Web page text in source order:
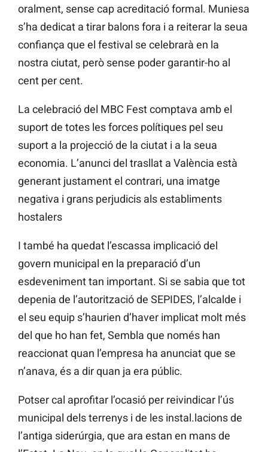
oralment, sense cap acreditació formal. Muniesa
s’ha dedicat a tirar balons fora i a reiterar la seua
confiança que el festival se celebrarà en la
nostra ciutat, però sense poder garantir-ho al
cent per cent.
La celebració del MBC Fest comptava amb el
suport de totes les forces polítiques pel seu
suport a la projecció de la ciutat i a la seua
economia. L’anunci del trasllat a València està
generant justament el contrari, una imatge
negativa i grans perjudicis als establiments
hostalers
I també ha quedat l’escassa implicació del
govern municipal en la preparació d’un
esdeveniment tan important. Si se sabia que tot
depenia de l’autorització de SEPIDES, l’alcalde i
el seu equip s’haurien d’haver implicat molt més
del que ho han fet, Sembla que només han
reaccionat quan l’empresa ha anunciat que se
n’anava, és a dir quan ja era públic.
Potser cal aprofitar l’ocasió per reivindicar l’ús
municipal dels terrenys i de les instal.lacions de
l’antiga siderúrgia, que ara estan en mans de